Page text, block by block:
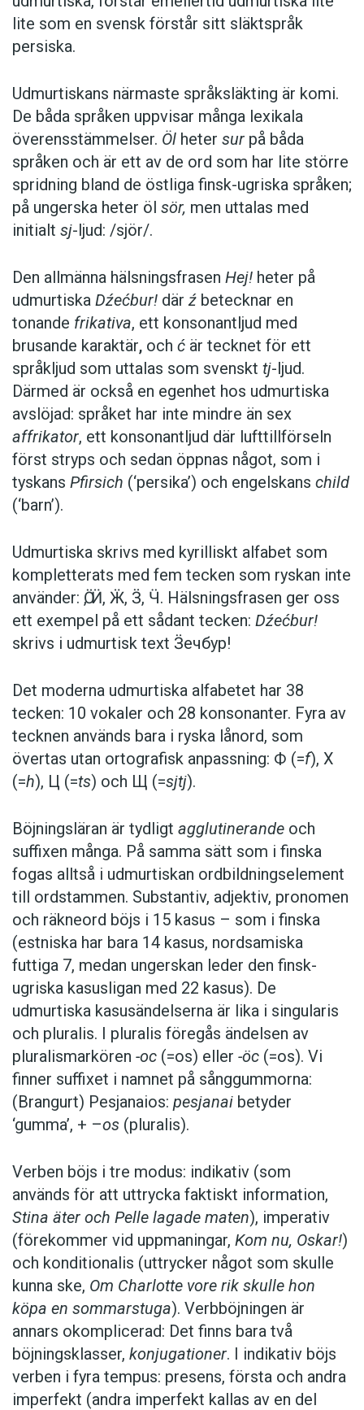
du har sagt/berättat’. Andra imperfekt är med
andra ord något av en skvallerform.
En första grammatika över udmurtiska gavs ut i
Sankt Petersburg 1775. Det ligger nära till
hands att förknippa utgivandet av språkläran
med den kampanj som strax innan inletts för att
sprida den ortodoxa tron bland udmurterna.
Udmurterna höll nämligen länge fast vid sina
förfäders förkristna trosuppfattningar och
att de anslöt sig till det stora Pugatjovupproret
1773–75. Upproret slogs ned av trupper som
leddes av generalen Johann von Michelson
(Michelsohnen) som var född i Väinjärve i
Estland.
Under 1800-talet växte ett udmurtiskt
litteraturspråk fram. I mitten av 1920-talet
utarbetades ett standardspråk som skrevs med
latinsk skrift och som började användas för den
framväxande udmurtiska litteraturen, men som
den nuvarande skriften påbjöds.
Udmurtien – var ligger det?
Udmurtien är en republik i Ryska federationen.
Moskva, mellan Volgas mellersta lopp och
södra Uralbergen. Med sina 42 100
kvadratkilometer är landet lika stort som
Danmark och bebos av ungefär 1,5 miljoner
människor. Av befolkningen i Udmurtien är
knappt 7 procent tatarer), men landsbygden
och småstäderna domineras av udmurter. I
sånggummornas hembygd, regionen Pitji Purga
(ryska: Malopurga eller Malopurginskij rajon) är
udmurternas andel 78 procent av befolkningen.
(Adjektivetpitjibetyder ’liten’ och hänger
etymologiskt troligen samman med estniskans
pisiochpisike, som också betyder ’liten’.)
Udmurtiska kändisar
Udmurternas antal är enligt den senaste
folkräkningen i Ryssland 552 000. Därmed är
udmurterna ett av de större finsk-ugriska folken
sin titulärrepublik.
Två udmurter torde vara världsberömda,
åtminstone bland idrottsintresserade:
skidlöperskorna Galina Kulakova och Tamara
Tichonova(-Volkova). Kulakova vann två
guldmedaljer i Sapporo 1972 och spädde på
med ytterligare två guld vid OS i Innsbruck
1976. Tichonova vann två guldmedaljer och en
silvermedalj vid OS i Calgary 1988 och är,
liksom Kulakova, flerfaldig världsmästare.
lite som en svensk förstår sitt släktspråk
persiska.
Udmurtiskans närmaste språksläkting är komi.
De båda språken uppvisar många lexikala
överensstämmelser. Öl heter sur på båda
språken och är ett av de ord som har lite större
spridning bland de östliga finsk-ugriska språken;
på ungerska heter öl sör, men uttalas med
initialt sj-ljud: /sjör/.
Den allmänna hälsningsfrasen Hej! heter på
udmurtiska Dźećbur! där ź betecknar en
tonande frikativa, ett konsonantljud med
brusande karaktär, och ć är tecknet för ett
språkljud som uttalas som svenskt tj-ljud.
Därmed är också en egenhet hos udmurtiska
avslöjad: språket har inte mindre än sex
affrikator, ett konsonantljud där lufttillförseln
först stryps och sedan öppnas något, som i
tyskans Pfirsich (‘persika’) och engelskans child
(‘barn’).
Udmurtiska skrivs med kyrilliskt alfabet som
kompletterats med fem tecken som ryskan inte
använder: Ӧ, Ӥ, Ӝ, Ӟ, Ӵ. Hälsningsfrasen ger oss
ett exempel på ett sådant tecken: Dźećbur!
skrivs i udmurtisk text Ӟечбур!
Det moderna udmurtiska alfabetet har 38
tecken: 10 vokaler och 28 konsonanter. Fyra av
tecknen används bara i ryska lånord, som
övertas utan ortografisk anpassning: Ф (=f), Х
(=h), Ц (=ts) och Щ (=sjtj).
Böjningsläran är tydligt agglutinerande och
suffixen många. På samma sätt som i finska
fogas alltså i udmurtiskan ordbildningselement
till ordstammen. Substantiv, adjektiv, pronomen
och räkneord böjs i 15 kasus – som i finska
(estniska har bara 14 kasus, nordsamiska
futtiga 7, medan ungerskan leder den finsk-
ugriska kasusligan med 22 kasus). De
udmurtiska kasusändelserna är lika i singularis
och pluralis. I pluralis föregås ändelsen av
pluralismarkören -oc (=os) eller -öc (=os). Vi
finner suffixet i namnet på sånggummorna:
(Brangurt) Pesjanaios: pesjanai betyder
‘gumma’, + –os (pluralis).
Verben böjs i tre modus: indikativ (som
används för att uttrycka faktiskt information,
Stina äter och Pelle lagade maten), imperativ
(förekommer vid uppmaningar, Kom nu, Oskar!)
och konditionalis (uttrycker något som skulle
kunna ske, Om Charlotte vore rik skulle hon
köpa en sommarstuga). Verbböjningen är
annars okomplicerad: Det finns bara två
böjningsklasser, konjugationer. I indikativ böjs
verben i fyra tempus: presens, första och andra
imperfekt (andra imperfekt kallas av en del